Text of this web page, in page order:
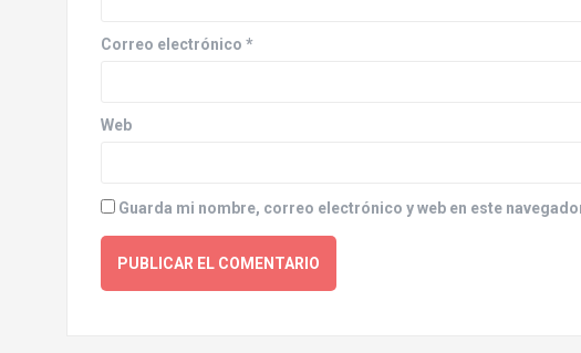
Correo electrónico *
Web
Guarda mi nombre, correo electrónico y web en este